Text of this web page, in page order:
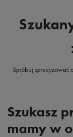
Spróbuj sprecyzować
Szukasz
mamy w